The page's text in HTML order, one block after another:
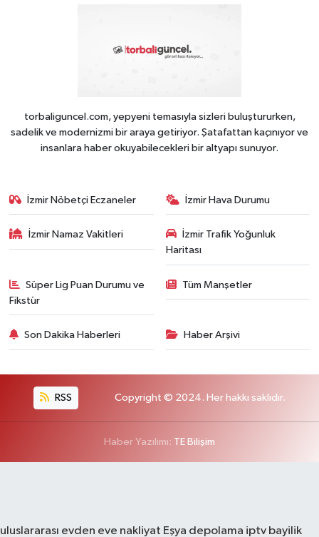
torbaliguncel.com, yepyeni temasıyla sizleri buluştururken,
sadelik ve modernizmi bir araya getiriyor. Şatafattan kaçınıyor ve
insanlara haber okuyabilecekleri bir altyapı sunuyor.
İzmir Nöbetçi Eczaneler İzmir Hava Durumu
İzmir Namaz Vakitleri
İzmir Trafik Yoğunluk
Haritası
Süper Lig Puan Durumu ve
Fikstür
Tüm Manşetler
Son Dakika Haberleri Haber Arşivi
RSS Copyright © 2024. Her hakkı saklıdır.
Haber Yazılımı: TE Bilişim
uluslararası evden eve nakliyat Eşya depolama iptv bayilik